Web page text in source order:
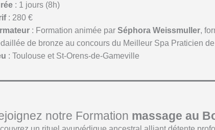
: 1 jours (8h)
: 280 €
: Formation animée par Séphora Weissmuller,
de bronze au concours du Meilleur Spa Praticien
: Toulouse et St-Orens-de-Gameville
notre Formation massage au